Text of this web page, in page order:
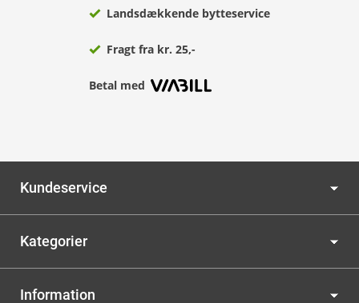
Landsdækkende bytteservice
Fragt fra kr. 25,-
Betal med
Kundeservice
Kategorier
Information